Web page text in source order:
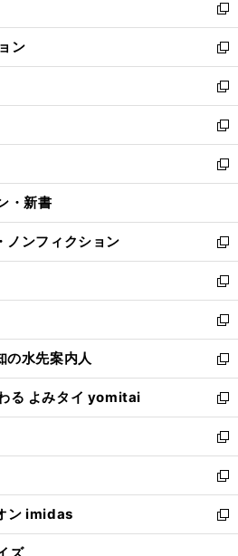
く
で
開
く
い
ウ
ィ
ン
ド
ウ
で
開
く
新
し
い
ウ
ィ
ン
ド
ウ
で
開
ン
新
し
い
ウ
ィ
ン
ド
ウ
開
く
新
し
い
ウ
ィ
ン
ウ
で
開
く
新
し
い
ウ
ン
ド
ウ
で
開
く
新
し
ウ
ィ
ン
ド
ウ
で
開
く
・新書
ノンフィクション
新
し
い
ウ
ィ
ン
ド
ウ
で
開
く
新
し
い
ウ
ィ
ン
ド
ウ
で
開
く
新
し
い
ウ
ィ
ン
ド
ウ
で
開
く
の水先案内人
新
し
い
ウ
ィ
ン
ド
ウ
で
開
る よみタイ yomitai
新
し
い
ウ
ィ
ン
ド
ウ
新
し
い
ウ
ィ
ン
新
し
い
ウ
ン imidas
新
し